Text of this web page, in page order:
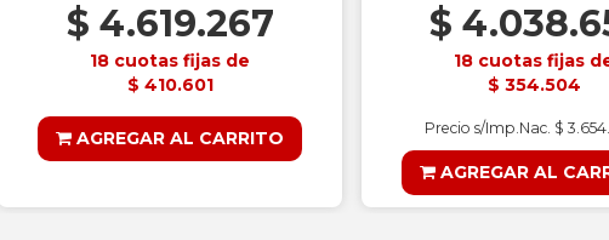
$ 4.619.267
18 cuotas fijas de
$ 410.601
AGREGAR AL CARRITO
$
18 cuotas fijas
$ 354.504
Precio s/Imp.Nac. $
AGREGAR AL